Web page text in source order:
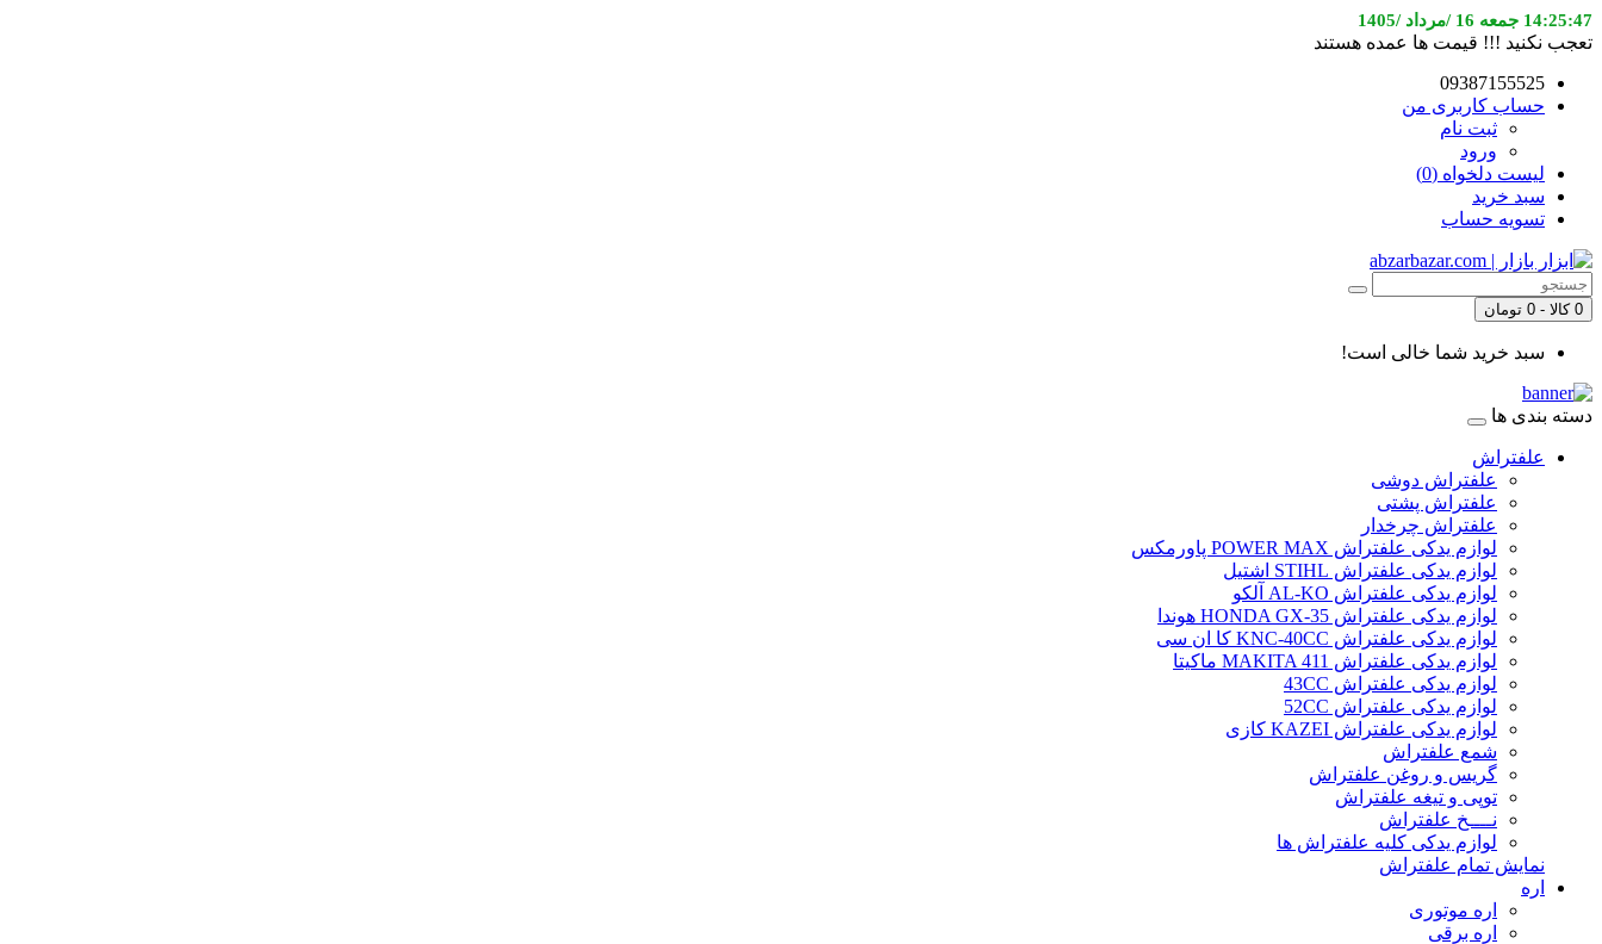
14:25:47 جمعه 16 /مرداد /1405
تعجب نکنید !!! قیمت ها عمده هستند
09387155525
حساب کاربری من
ثبت نام
ورود
لیست دلخواه (0)
سبد خرید
تسویه حساب
0 کالا - 0 تومان
سبد خرید شما خالی است!
دسته بندی ها
علفتراش
علفتراش دوشی
علفتراش پشتی
علفتراش چرخدار
لوازم یدکی علفتراش POWER MAX پاورمکس
لوازم یدکی علفتراش STIHL اشتیل
لوازم یدکی علفتراش AL-KO آلکو
لوازم یدکی علفتراش HONDA GX-35 هوندا
لوازم یدکی علفتراش KNC-40CC کا ان سی
لوازم یدکی علفتراش MAKITA 411 ماکیتا
لوازم یدکی علفتراش 43CC
لوازم یدکی علفتراش 52CC
لوازم یدکی علفتراش KAZEI کازی
شمع علفتراش
گریس و روغن علفتراش
توپی و تیغه علفتراش
نــــخ علفتراش
لوازم یدکی کلیه علفتراش ها
نمایش تمام علفتراش
اره
اره موتوری
اره برقی